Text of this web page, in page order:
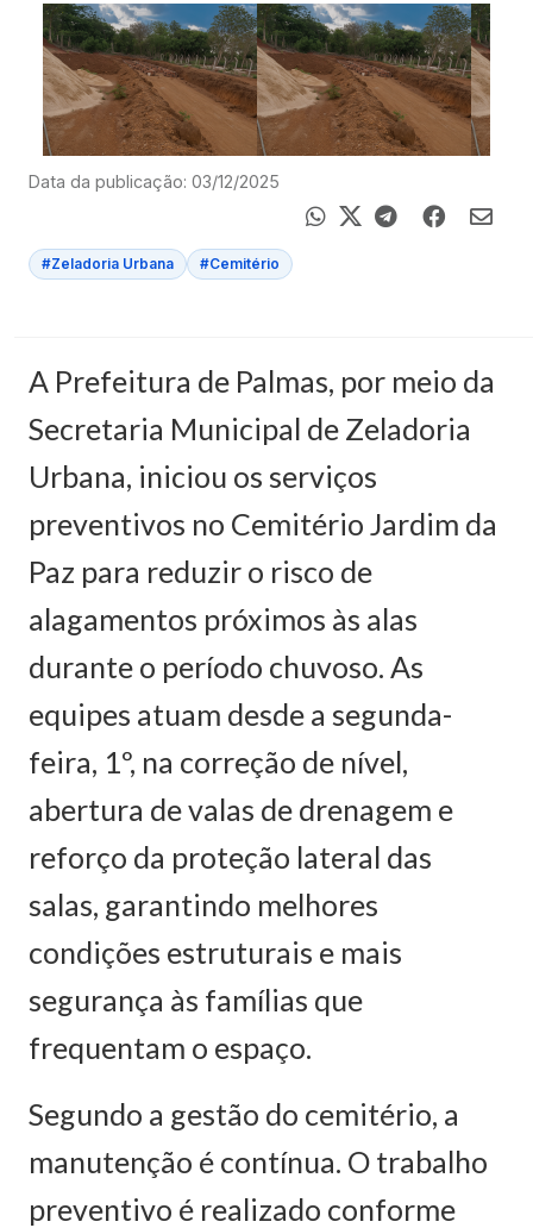
Data da publicação: 03/12/2025
#Zeladoria Urbana #Cemitério
A Prefeitura de Palmas, por meio da
Secretaria Municipal de Zeladoria
Urbana, iniciou os serviços
preventivos no Cemitério Jardim da
Paz para reduzir o risco de
alagamentos próximos às alas
durante o período chuvoso. As
equipes atuam desde a segunda-
feira, 1º, na correção de nível,
abertura de valas de drenagem e
reforço da proteção lateral das
salas, garantindo melhores
condições estruturais e mais
segurança às famílias que
frequentam o espaço.
Segundo a gestão do cemitério, a
manutenção é contínua. O trabalho
preventivo é realizado conforme